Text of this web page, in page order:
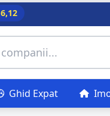
6,12
Ghid Expat